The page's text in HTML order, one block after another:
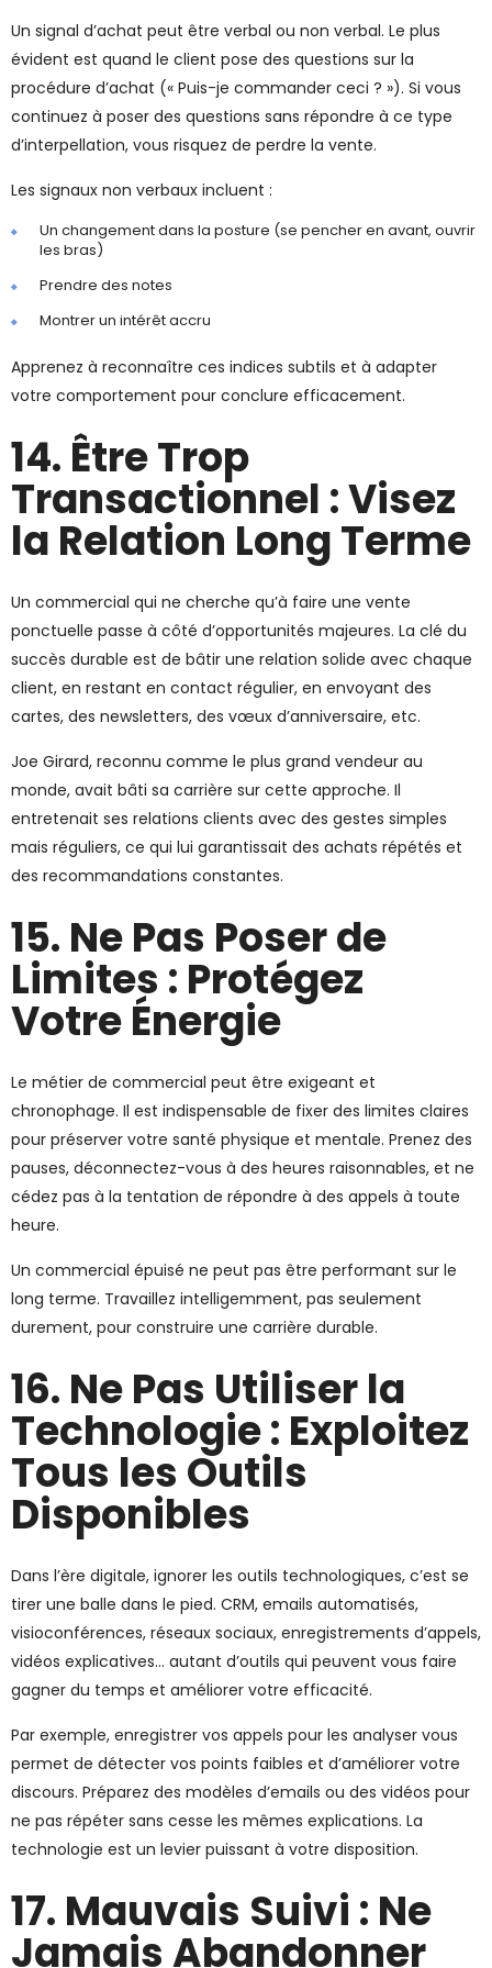
Un signal d’achat peut être verbal ou non verbal. Le plus
évident est quand le client pose des questions sur la
procédure d’achat (« Puis-je commander ceci ? »). Si vous
continuez à poser des questions sans répondre à ce type
d’interpellation, vous risquez de perdre la vente.
Les signaux non verbaux incluent :
Un changement dans la posture (se pencher en avant, ouvrir
les bras)
Prendre des notes
Montrer un intérêt accru
Apprenez à reconnaître ces indices subtils et à adapter
votre comportement pour conclure efficacement.
14. Être Trop
Transactionnel : Visez
la Relation Long Terme
Un commercial qui ne cherche qu’à faire une vente
ponctuelle passe à côté d’opportunités majeures. La clé du
succès durable est de bâtir une relation solide avec chaque
client, en restant en contact régulier, en envoyant des
cartes, des newsletters, des vœux d’anniversaire, etc.
Joe Girard, reconnu comme le plus grand vendeur au
monde, avait bâti sa carrière sur cette approche. Il
entretenait ses relations clients avec des gestes simples
mais réguliers, ce qui lui garantissait des achats répétés et
des recommandations constantes.
15. Ne Pas Poser de
Limites : Protégez
Votre Énergie
Le métier de commercial peut être exigeant et
chronophage. Il est indispensable de fixer des limites claires
pour préserver votre santé physique et mentale. Prenez des
pauses, déconnectez-vous à des heures raisonnables, et ne
cédez pas à la tentation de répondre à des appels à toute
heure.
Un commercial épuisé ne peut pas être performant sur le
long terme. Travaillez intelligemment, pas seulement
durement, pour construire une carrière durable.
16. Ne Pas Utiliser la
Technologie : Exploitez
Tous les Outils
Disponibles
Dans l’ère digitale, ignorer les outils technologiques, c’est se
tirer une balle dans le pied. CRM, emails automatisés,
visioconférences, réseaux sociaux, enregistrements d’appels,
vidéos explicatives… autant d’outils qui peuvent vous faire
gagner du temps et améliorer votre efficacité.
Par exemple, enregistrer vos appels pour les analyser vous
permet de détecter vos points faibles et d’améliorer votre
discours. Préparez des modèles d’emails ou des vidéos pour
ne pas répéter sans cesse les mêmes explications. La
technologie est un levier puissant à votre disposition.
17. Mauvais Suivi : Ne
Jamais Abandonner